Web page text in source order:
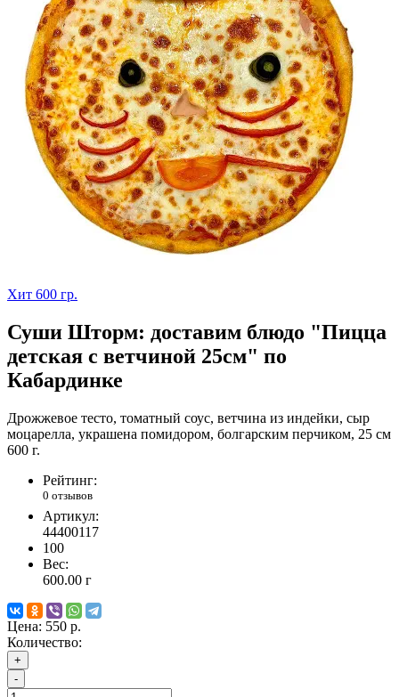
Хит 600 гр.
Суши Шторм: доставим блюдо "Пицца
детская с ветчиной 25см" по
Кабардинке
Дрожжевое тесто, томатный соус, ветчина из индейки, сыр
моцарелла, украшена помидором, болгарским перчиком, 25 см
600 г.
Рейтинг:
0 отзывов
Артикул:
44400117
100
Вес:
600.00 г
Цена: 550 р.
Количество:
+
-